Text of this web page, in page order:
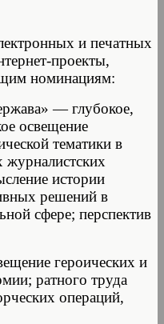
и печатных
проекты,
номинациям:
— глубокое,
освещение
тематики в
журналистских
истории
решений в
сфере; перспектив
героических и
ратного труда
операций,